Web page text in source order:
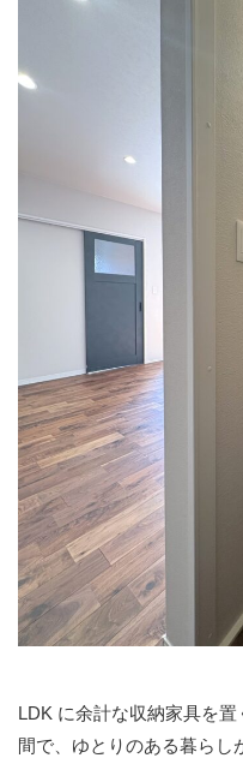
LDK に余計な収納家具を
間で、ゆとりのある暮らし